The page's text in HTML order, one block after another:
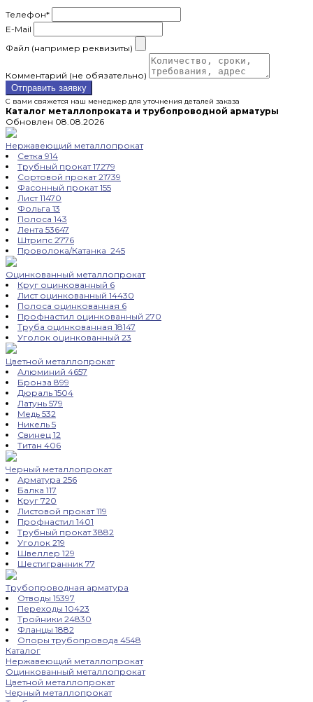
Телефон*
E-Mail
Файл (например реквизиты)
Комментарий (не обязательно)
Отправить заявку
С вами свяжется наш менеджер для уточнения деталей заказа
Каталог металлопроката и трубопроводной арматуры
Обновлен 08.08.2026
Нержавеющий металлопрокат
Сетка 914
Трубный прокат17279
Сортовой прокат21739
Фасонный прокат155
Лист11470
Фольга 13
Полоса 143
Лента 53647
Штрипс 2776
Проволока/Катанка 245
Оцинкованный металлопрокат
Круг оцинкованный 6
Лист оцинкованный 14430
Полоса оцинкованная 6
Профнастил оцинкованный 270
Труба оцинкованная 18147
Уголок оцинкованный 23
Цветной металлопрокат
Алюминий 4657
Бронза 899
Дюраль 1504
Латунь 579
Медь 532
Никель 5
Свинец 12
Титан 406
Черный металлопрокат
Арматура 256
Балка 117
Круг 720
Листовой прокат119
Профнастил 1401
Трубный прокат3882
Уголок 219
Швеллер 129
Шестигранник 77
Трубопроводная арматура
Отводы 15397
Переходы 10423
Тройники 24830
Фланцы 1882
Опоры трубопровода 4548
Каталог
Нержавеющий металлопрокат
Оцинкованный металлопрокат
Цветной металлопрокат
Черный металлопрокат